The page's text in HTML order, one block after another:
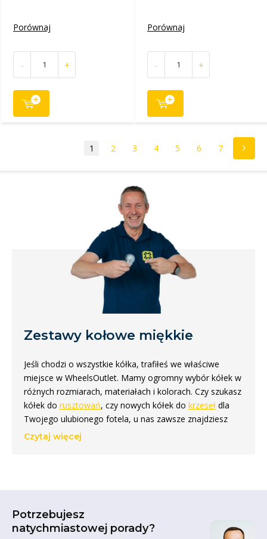
Porównaj
- +
Porównaj
- +
1 2 3 4 5 6 7
Zestawy kołowe miękkie
Jeśli chodzi o wszystkie kółka, trafiłeś we właściwe
miejsce w WheelsOutlet. Mamy ogromny wybór kółek w
różnych rozmiarach, materiałach i kolorach. Czy szukasz
kółek do rusztowań, czy nowych kółek do krzeseł dla
Twojego ulubionego fotela, u nas zawsze znajdziesz
odpowiednie kółko. Dostarczamy nasze kółka zarówno
Różne rodzaje miękkich kółek
Czytaj więcej
Potrzebujesz
natychmiastowej porady?